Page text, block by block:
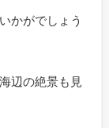
かがでしょう
辺の絶景も見